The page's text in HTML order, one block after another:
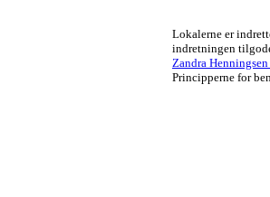
Lokalerne er
indretningen
Zandra Henningsen
Principperne for